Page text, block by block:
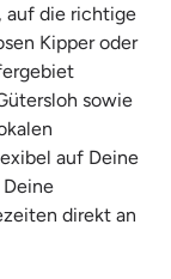
auf die richtige
Kipper oder
sowie
auf Deine
direkt an